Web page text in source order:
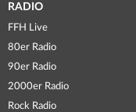
RADIO
FFH Live
80er Radio
90er Radio
2000er Radio
Rock Radio